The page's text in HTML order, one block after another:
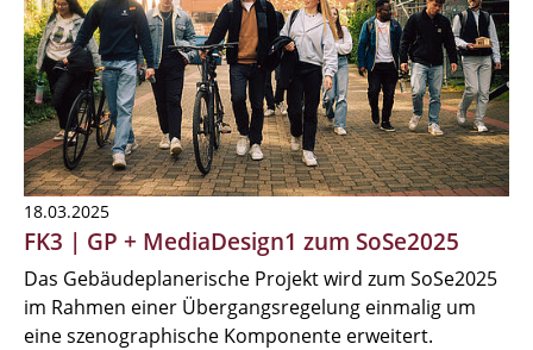
18.03.2025
FK3 | GP + MediaDesign1 zum SoSe2025
Das Gebäudeplanerische Projekt wird zum SoSe2025
im Rahmen einer Übergangsregelung einmalig um
eine szenographische Komponente erweitert.